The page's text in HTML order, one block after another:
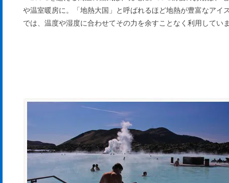
や温室暖房に。「地熱大国」と呼ばれるほど地熱が豊富なアイ
では、温度や湿度に合わせてその力を余すことなく利用してい